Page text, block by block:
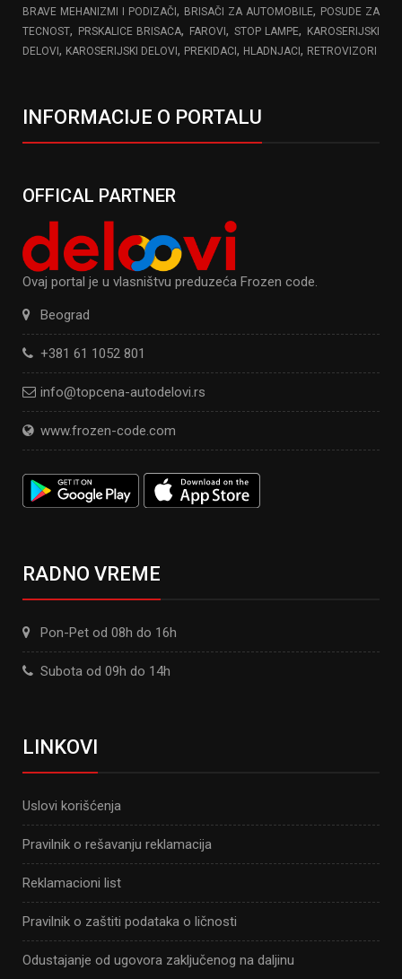
BRAVE MEHANIZMI I PODIZAČI, BRISAČI ZA AUTOMOBILE, POSUDE ZA
TECNOST, PRSKALICE BRISACA, FAROVI, STOP LAMPE, KAROSERIJSKI
DELOVI, KAROSERIJSKI DELOVI, PREKIDACI, HLADNJACI, RETROVIZORI
INFORMACIJE O PORTALU
OFFICAL PARTNER
Ovaj portal je u vlasništvu preduzeća Frozen code.
Beograd
+381 61 1052 801
info@topcena-autodelovi.rs
www.frozen-code.com
RADNO VREME
Pon-Pet od 08h do 16h
Subota od 09h do 14h
LINKOVI
Uslovi korišćenja
Pravilnik o rešavanju reklamacija
Reklamacioni list
Pravilnik o zaštiti podataka o ličnosti
Odustajanje od ugovora zaključenog na daljinu